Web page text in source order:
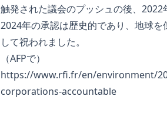
触発された議会のプッシュの後、2022
2024年の承認は歴史的であり、地球
して祝われました。
（AFPで）
https://www.rfi.fr/en/environment/
corporations-accountable